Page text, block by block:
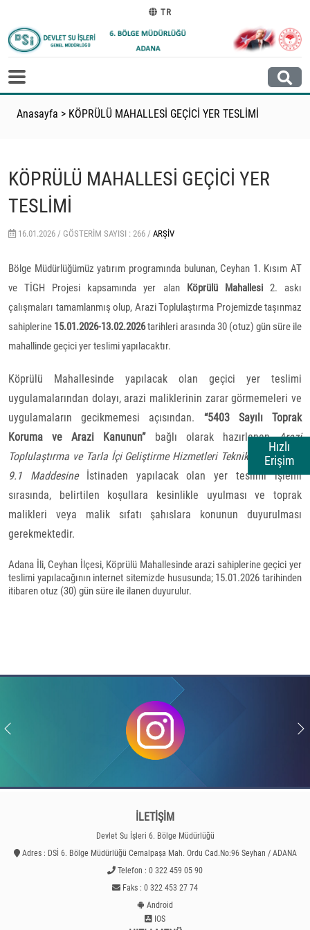
Hızlı
Erişim
TR
Anasayfa > KÖPRÜLÜ MAHALLESİ GEÇİCİ YER TESLİMİ
KÖPRÜLÜ MAHALLESİ GEÇİCİ YER
TESLİMİ
16.01.2026 / GÖSTERIM SAYISI : 266 / ARŞIV
Bölge Müdürlüğümüz yatırım programında bulunan, Ceyhan 1. Kısım AT
ve TİGH Projesi kapsamında yer alan
Köprülü Mahallesi2. askı
çalışmaları tamamlanmış olup, Arazi Toplulaştırma Projemizde taşınmaz
sahiplerine 15.01.2026-13.02.2026tarihleri arasında 30 (otuz) gün süre ile
mahallinde geçici yer teslimi yapılacaktır.
Köprülü Mahallesinde yapılacak olan geçici yer teslimi
uygulamalarından dolayı, arazi maliklerinin zarar görmemeleri ve
uygulamaların gecikmemesi açısından. “5403 Sayılı Toprak
Koruma ve Arazi Kanunun”bağlı olarak hazırlananArazi
Toplulaştırma ve Tarla İçi Geliştirme Hizmetleri Teknik Talimatının
9.1 Maddesineİstinaden yapılacak olan yer teslimi işlemi
sırasında, belirtilen koşullara kesinlikle uyulması ve toprak
malikleri veya malik sıfatı şahıslara konunun duyurulması
gerekmektedir.
Adana İli, Ceyhan İlçesi, Köprülü Mahallesinde arazi sahiplerine geçici yer
teslimi yapılacağının internet sitemizde hususunda; 15.01.2026 tarihinden
itibaren otuz (30) gün süre ile ilanen duyurulur.
İLETİŞİM
Devlet Su İşleri 6. Bölge Müdürlüğü
Adres : DSİ 6. Bölge Müdürlüğü Cemalpaşa Mah. Ordu Cad.No:96 Seyhan / ADANA
Telefon : 0 322 459 05 90
Faks : 0 322 453 27 74
Android
IOS